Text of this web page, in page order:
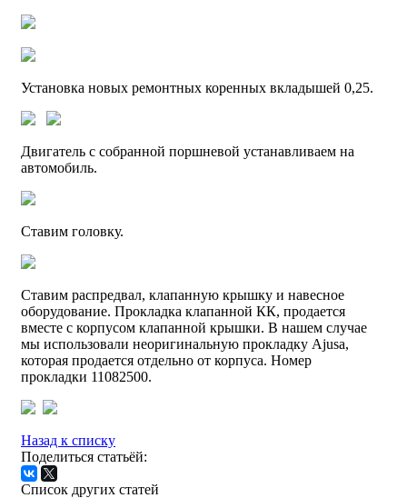
Установка новых ремонтных коренных вкладышей 0,25.
Двигатель с собранной поршневой устанавливаем на
автомобиль.
Ставим головку.
Ставим распредвал, клапанную крышку и навесное
оборудование. Прокладка клапанной КК, продается
вместе с корпусом клапанной крышки. В нашем случае
мы использовали неоригинальную прокладку Ajusa,
которая продается отдельно от корпуса. Номер
прокладки 11082500.
Назад к списку
Поделиться статьёй:
Список других статей